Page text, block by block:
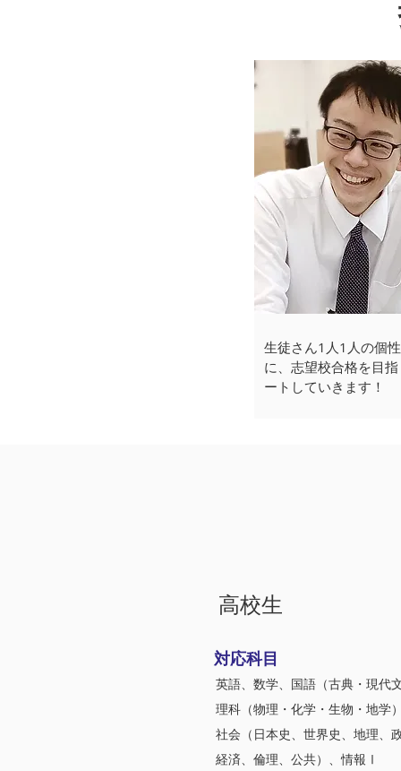
生徒さん1人1人の個
に、志望校合格を目
ートしていきます！
高校生
対応科目
英語、数学、国語（古典・現代
理科（物理・化学・生物・地学
社会（日本史、世界史、地理、
経済、倫理、公共）、情報Ⅰ